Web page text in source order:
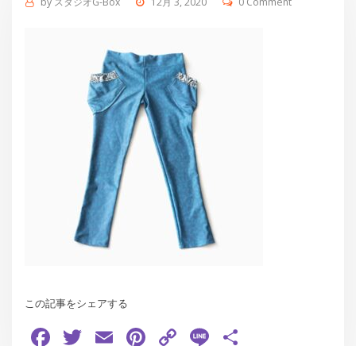
この記事をシェアする
Facebook
Twitter
EmailPinterest
Copy
Line